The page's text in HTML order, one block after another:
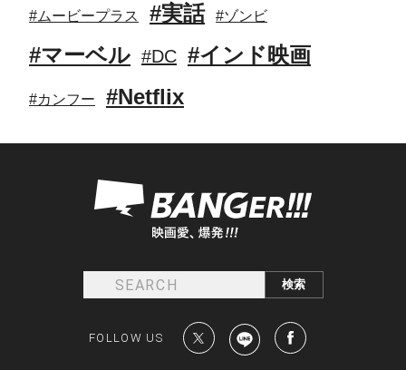
#ムービープラス #実話 #ゾンビ
#マーベル #DC #インド映画
#カンフー #Netflix
FOLLOW US